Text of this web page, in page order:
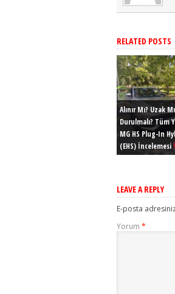
RELATED POSTS
Alınır Mı? Uzak Mı
Durulmalı? Tüm
MG HS Plug-In
(EHS) İncelemesi
LEAVE A REPLY
E-posta
Yorum *